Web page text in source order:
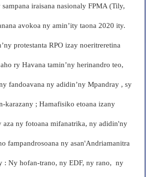
iraisana nasionaly FPMA (Tily,
avokoa ny amin’ity taona 2020 ity.
protestanta RPO izay noeritreretina
ry Havana tamin’ny herinandro teo,
fandoavana ny adidin’ny Mpandray , sy
karazany ; Hamafisiko etoana izany
aza ny fotoana mifanatrika, ny adidin'ny
fampandrosoana ny asan'Andriamanitra
: Ny hofan-trano, ny EDF, ny rano, ny